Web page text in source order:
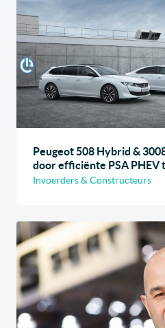
Peugeot 508 Hybrid &
door efficiënte PSA PHEV
Invoerders & Constructeurs